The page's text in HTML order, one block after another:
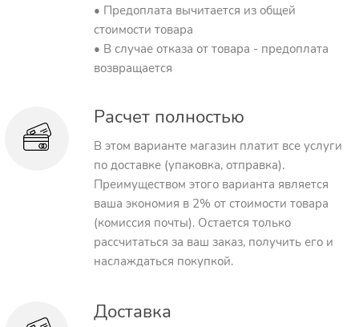
• Предоплата вычитается из общей
стоимости товара
• В случае отказа от товара - предоплата
возвращается
Расчет полностью
В этом варианте магазин платит все услуги
по доставке (упаковка, отправка).
Преимуществом этого варианта является
ваша экономия в 2% от стоимости товара
(комиссия почты). Остается только
рассчитаться за ваш заказ, получить его и
наслаждаться покупкой.
Доставка